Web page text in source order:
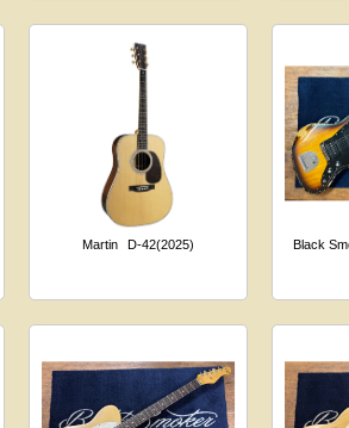
Martin D-42(2025) Black